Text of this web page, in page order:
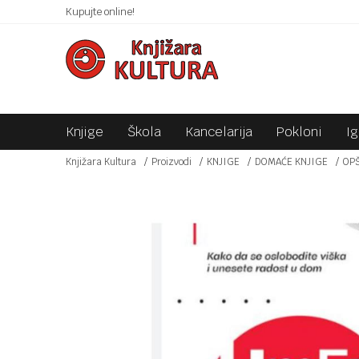
Kupujte online!SIGURNO PLAĆANJE PLATNIM KARTICAMA!
Knjige Škola Kancelarija Pokloni
Knjižara Kultura Proizvodi KNJIGE DOMAĆE KNJIGE